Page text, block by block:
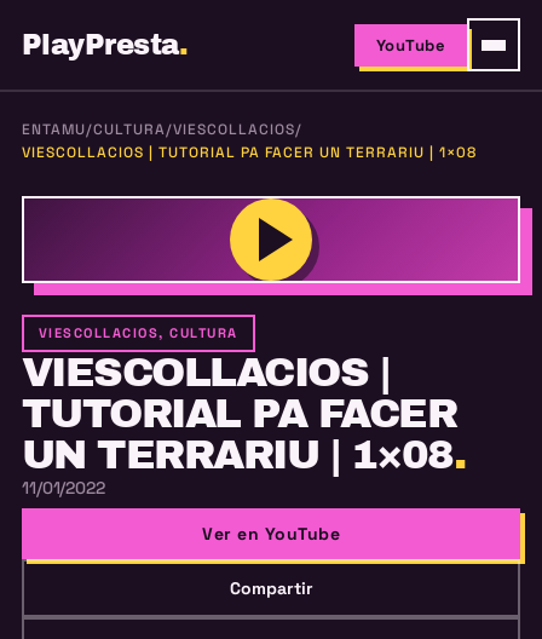
PlayPresta. YouTube
ENTAMU/CULTURA/VIESCOLLACIOS/
VIESCOLLACIOS | TUTORIAL PA FACER UN TERRARIU | 1×08
VIESCOLLACIOS, CULTURA
VIESCOLLACIOS |
TUTORIAL PA FACER
UN TERRARIU | 1×08.
11/01/2022
Ver en YouTube
Compartir